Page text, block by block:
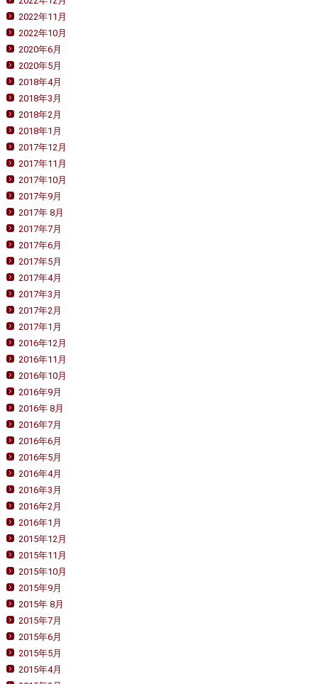
2022年11月
2022年10月
2020年6月
2020年5月
2018年4月
2018年3月
2018年2月
2018年1月
2017年12月
2017年11月
2017年10月
2017年9月
2017年 8月
2017年7月
2017年6月
2017年5月
2017年4月
2017年3月
2017年2月
2017年1月
2016年12月
2016年11月
2016年10月
2016年9月
2016年 8月
2016年7月
2016年6月
2016年5月
2016年4月
2016年3月
2016年2月
2016年1月
2015年12月
2015年11月
2015年10月
2015年9月
2015年 8月
2015年7月
2015年6月
2015年5月
2015年4月